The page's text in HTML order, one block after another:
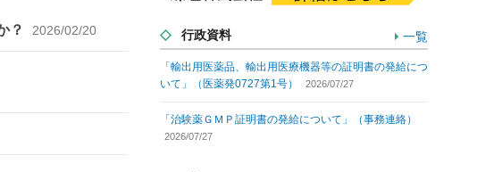
？
2026/02/20 行政資料 一覧
「輸出用医薬品、輸出用医療機器等の証明書の発給につ
いて」（医薬発0727第1号）
2026/07/27
「治験薬ＧＭＰ証明書の発給について」（事務連絡）
2026/07/27